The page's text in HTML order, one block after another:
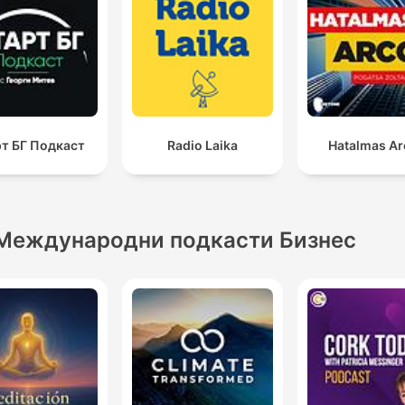
БГ Подкаст Radio Laika Hatalmas
подкасти Бизнес